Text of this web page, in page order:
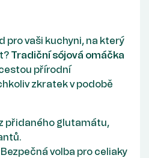
pro vaši kuchyni, na který
Tradiční sójová omáčka
přírodní
zkratek v podobě
přidaného glutamátu,
Bezpečná volba pro celiaky